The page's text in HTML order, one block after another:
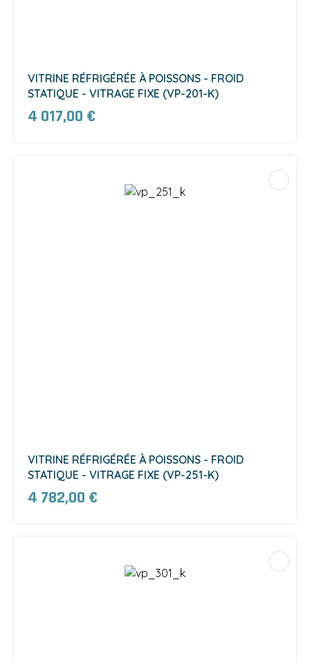
VITRINE RÉFRIGÉRÉE À POISSONS - FROID
STATIQUE - VITRAGE FIXE (VP-201-K)
4 017,00 €
VITRINE RÉFRIGÉRÉE À POISSONS - FROID
STATIQUE - VITRAGE FIXE (VP-251-K)
4 782,00 €